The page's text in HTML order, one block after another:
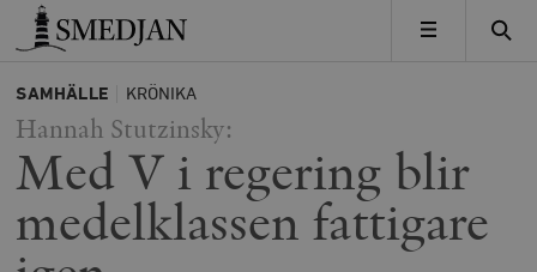
Timbro
MENY
SAMHÄLLE KRÖNIKA
Hannah Stutzinsky:
Med V i regering blir
medelklassen fattigare